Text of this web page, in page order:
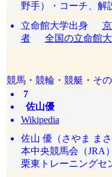
野手）・コーチ、解
立命館大学出身
者
全国の立命館
競馬・競輪・競艇・そ
7
佐山優
Wikipedia
佐山 優（さやま ま
本中央競馬会（JRA
栗東トレーニングセ